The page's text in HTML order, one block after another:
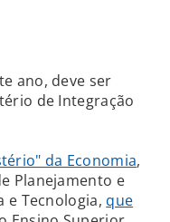
ano, deve ser
de Integração
da Economia,
Planejamento e
e Tecnologia, que